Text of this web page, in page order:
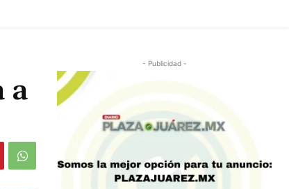
a
- Publicidad -